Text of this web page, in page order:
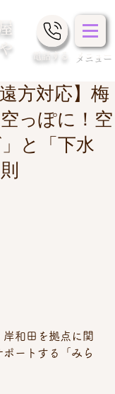
​電話する メニュー
方対応】梅
っぽに！空
と「下水
岸和田を拠点に関
ートする「みら